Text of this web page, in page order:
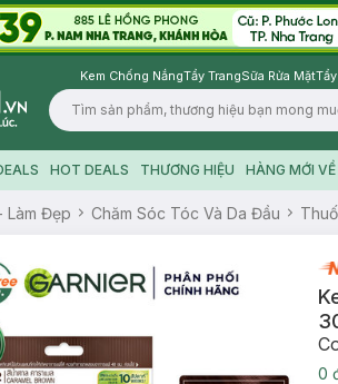
Kem Chống NắngTẩy TrangSữa Rửa Mặt
HOT DEALS THƯƠNG HIỆU HÀNG MỚI VỀ
Làm Đẹp Chăm Sóc Tóc Và Da Đầu
0